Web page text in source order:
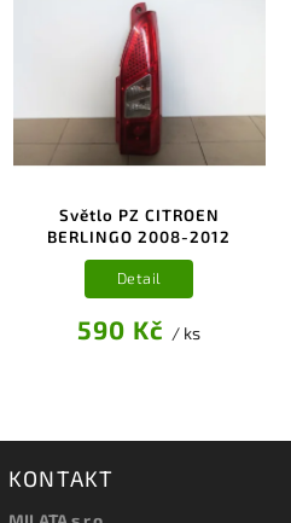
Světlo PZ CITROEN
BERLINGO 2008-2012
590 Kč / ks
Detail
KONTAKT